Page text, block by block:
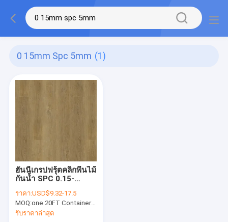
0 15mm Spc 5mm (1)
ฮันนี่เกรปฟรุ้ตคลิกพื้นไม้
กันน้ำ SPC 0.15-
Greenpy MJ-W6004
ราคา:USD$9.32-17.5
MOQ:one 20FT Container; หนึ่งคอนเทนเนอร์ 20FT;
รับราคาล่าสุด